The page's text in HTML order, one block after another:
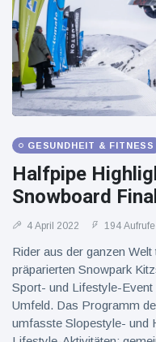
GESUNDHEIT & FITNESS
Halfpipe
Snowboard
4 April 2022 194 Aufrufe
Rider aus der ganzen
präparierten Snowpark
Sport- und Lifestyle-Event
Umfeld. Das Programm
umfasste Slopestyle- und